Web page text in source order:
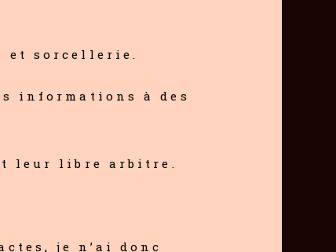
et sorcellerie.
informations à des
leur libre arbitre.
je n’ai donc